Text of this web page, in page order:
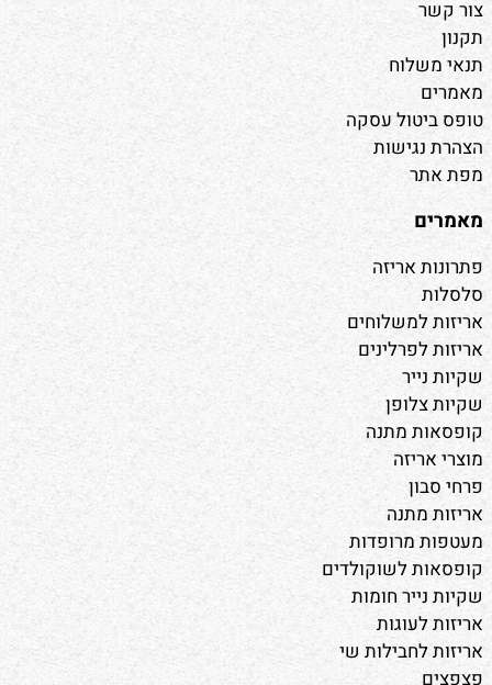
בעיר.
המראה הצעיר והבועט שלו
מתאים במיוחד לבני נוער אך
גם למבוגרים צעירים ברוחם.
מתאים גם כשקית הגשה
מקורית לאריזות מתנה
מסוגננות או פתרון יצירתי
לאריזה של פרלינים וקופסאות
קטנות בתוך צלופן.
מידות התיק :
אורך : 48 ס"מ
רוחב :
עומק :
25 (עם אופציה
להרחבה 5 ס"מ בערך)
צור קשר
תקנון
תנאי משלוח
מאמרים
טופס ביטול עסקה
הצהרת נגישות
מפת אתר
מאמרים
פתרונות אריזה
סלסלות
אריזות למשלוחים
אריזות לפרלינים
שקיות נייר
שקיות צלופן
קופסאות מתנה
מוצרי אריזה
פרחי סבון
אריזות מתנה
מעטפות מרופדות
קופסאות לשוקולדים
שקיות נייר חומות
אריזות לעוגות
אריזות לחבילות שי
פצפצים